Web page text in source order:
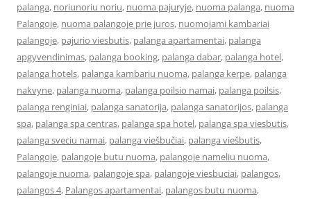
palanga, noriunoriu noriu, nuoma pajuryje, nuoma palanga, nuoma
Palangoje, nuoma palangoje prie juros, nuomojami kambariai
palangoje, pajurio viesbutis, palanga apartamentai, palanga
apgyvendinimas, palanga booking, palanga dabar, palanga hotel,
palanga hotels, palanga kambariu nuoma, palanga kerpe, palanga
nakvyne, palanga nuoma, palanga poilsio namai, palanga poilsis,
palanga renginiai, palanga sanatorija, palanga sanatorijos, palanga
spa, palanga spa centras, palanga spa hotel, palanga spa viesbutis,
palanga sveciu namai, palanga viešbučiai, palanga viešbutis,
Palangoje, palangoje butu nuoma, palangoje nameliu nuoma,
palangoje nuoma, palangoje spa, palangoje viesbuciai, palangos,
palangos 4, Palangos apartamentai, palangos butu nuoma,